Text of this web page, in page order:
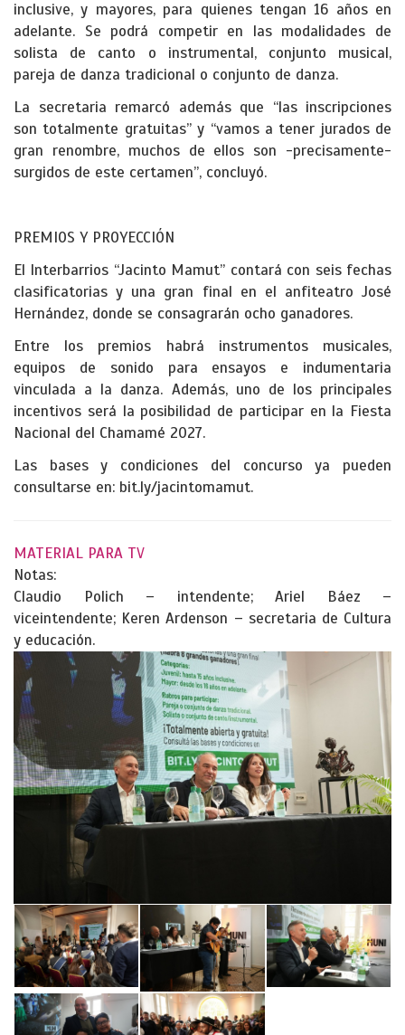
inclusive, y mayores, para quienes tengan 16 años en
adelante. Se podrá competir en las modalidades de
solista de canto o instrumental, conjunto musical,
pareja de danza tradicional o conjunto de danza.
La secretaria remarcó además que “las inscripciones
son totalmente gratuitas” y “vamos a tener jurados de
gran renombre, muchos de ellos son -precisamente-
surgidos de este certamen”, concluyó.
PREMIOS Y PROYECCIÓN
El Interbarrios “Jacinto Mamut” contará con seis fechas
clasificatorias y una gran final en el anfiteatro José
Hernández, donde se consagrarán ocho ganadores.
Entre los premios habrá instrumentos musicales,
equipos de sonido para ensayos e indumentaria
vinculada a la danza. Además, uno de los principales
incentivos será la posibilidad de participar en la Fiesta
Nacional del Chamamé 2027.
Las bases y condiciones del concurso ya pueden
consultarse en: bit.ly/jacintomamut.
MATERIAL PARA TV
Notas:
Claudio Polich – intendente; Ariel Báez –
viceintendente; Keren Ardenson – secretaria de Cultura
y educación.